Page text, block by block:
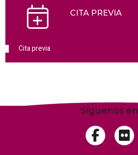
CITA PREVIA
Cita previa
Síguenos en